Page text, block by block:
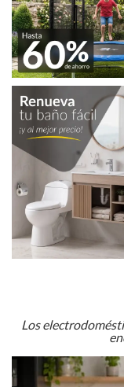
Los